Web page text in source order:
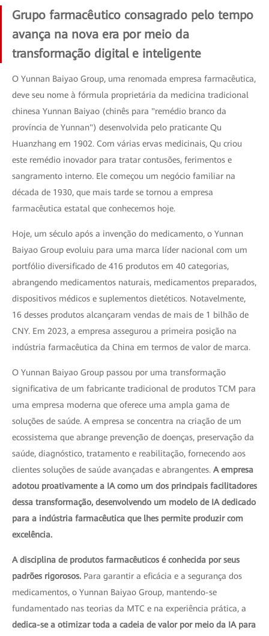
Grupo farmacêutico consagrado pelo tempo
avança na nova era por meio da
transformação digital e inteligente
O Yunnan Baiyao Group, uma renomada empresa farmacêutica,
deve seu nome à fórmula proprietária da medicina tradicional
chinesa Yunnan Baiyao (chinês para "remédio branco da
província de Yunnan") desenvolvida pelo praticante Qu
Huanzhang em 1902. Com várias ervas medicinais, Qu criou
este remédio inovador para tratar contusões, ferimentos e
sangramento interno. Ele começou um negócio familiar na
década de 1930, que mais tarde se tornou a empresa
farmacêutica estatal que conhecemos hoje.
Hoje, um século após a invenção do medicamento, o Yunnan
Baiyao Group evoluiu para uma marca líder nacional com um
portfólio diversificado de 416 produtos em 40 categorias,
abrangendo medicamentos naturais, medicamentos preparados,
dispositivos médicos e suplementos dietéticos. Notavelmente,
16 desses produtos alcançaram vendas de mais de 1 bilhão de
CNY. Em 2023, a empresa assegurou a primeira posição na
indústria farmacêutica da China em termos de valor de marca.
O Yunnan Baiyao Group passou por uma transformação
significativa de um fabricante tradicional de produtos TCM para
uma empresa moderna que oferece uma ampla gama de
soluções de saúde. A empresa se concentra na criação de um
ecossistema que abrange prevenção de doenças, preservação da
saúde, diagnóstico, tratamento e reabilitação, fornecendo aos
clientes soluções de saúde avançadas e abrangentes. A empresa
adotou proativamente a IA como um dos principais facilitadores
dessa transformação, desenvolvendo um modelo de IA dedicado
para a indústria farmacêutica que lhes permite produzir com
excelência.
A disciplina de produtos farmacêuticos é conhecida por seus
padrões rigorosos. Para garantir a eficácia e a segurança dos
medicamentos, o Yunnan Baiyao Group, mantendo-se
fundamentado nas teorias da MTC e na experiência prática, a
dedica-se a otimizar toda a cadeia de valor por meio da IA para